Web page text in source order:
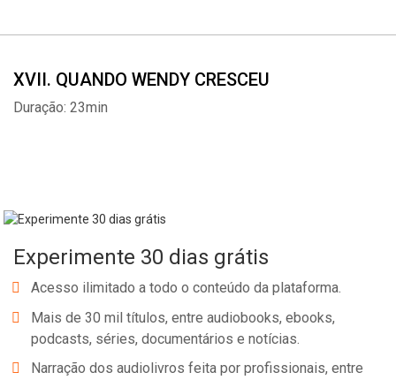
XVII. QUANDO WENDY CRESCEU
Duração: 23min
Experimente 30 dias grátis
Acesso ilimitado a todo o conteúdo da plataforma.
Mais de 30 mil títulos, entre audiobooks, ebooks,
podcasts, séries, documentários e notícias.
Narração dos audiolivros feita por profissionais, entre